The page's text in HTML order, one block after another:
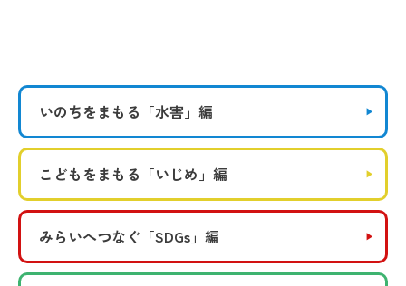
いのちをまもる 「水害」編
こどもをまもる 「いじめ」編
みらいへつなぐ 「SDGs」編